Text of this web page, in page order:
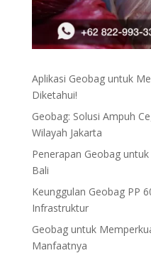
Aplikasi Geobag untuk
Diketahui!
Geobag: Solusi Ampuh
Wilayah Jakarta
Penerapan Geobag
Bali
Keunggulan Geobag PP
Infrastruktur
Geobag untuk
Manfaatnya